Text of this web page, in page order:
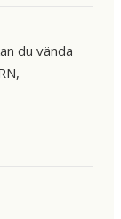
du vända